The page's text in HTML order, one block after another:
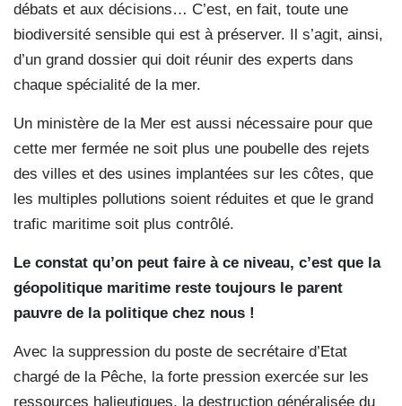
débats et aux décisions… C’est, en fait, toute une
biodiversité sensible qui est à préserver. Il s’agit, ainsi,
d’un grand dossier qui doit réunir des experts dans
chaque spécialité de la mer.
Un ministère de la Mer est aussi nécessaire pour que
cette mer fermée ne soit plus une poubelle des rejets
des villes et des usines implantées sur les côtes, que
les multiples pollutions soient réduites et que le grand
trafic maritime soit plus contrôlé.
Le constat qu’on peut faire à ce niveau, c’est que la
géopolitique maritime reste toujours le parent
pauvre de la politique chez nous !
Avec la suppression du poste de secrétaire d’Etat
chargé de la Pêche, la forte pression exercée sur les
ressources halieutiques, la destruction généralisée du